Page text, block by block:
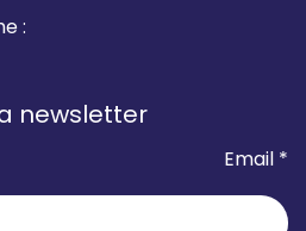
:
newsletter
Email *